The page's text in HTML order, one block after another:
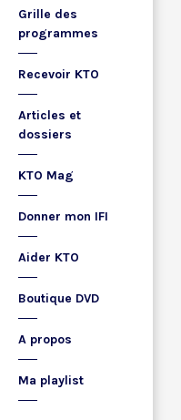
Grille des
programmes
Recevoir KTO
Articles et
dossiers
KTO Mag
Donner mon IFI
Aider KTO
Boutique DVD
A propos
Ma playlist